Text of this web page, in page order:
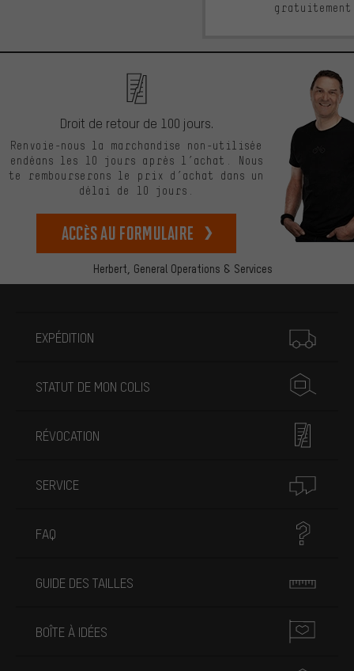
Herbert, General Operations & Services
Droit de retour de 100 jours.
Renvoie-nous la marchandise non-utilisée
endéans les 10 jours après l’achat. Nous
te rembourserons le prix d’achat dans un
délai de 10 jours.
Accès au formulaire
EXPÉDITION
STATUT DE MON COLIS
RÉVOCATION
SERVICE
FAQ
GUIDE DES TAILLES
BOÎTE À IDÉES